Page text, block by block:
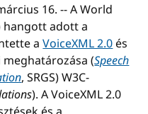
16. -- A World
hangott adott a
aVoiceXML 2.0és
(Speech
, SRGS) W3C-
). A VoiceXML 2.0